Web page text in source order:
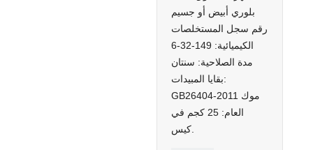
بلوري أبيض أو جسيم
رقم سجل المستخلصات
الكيميائية: 149-32-6
مدة الصلاحية: سنتان
بقايا المبيدات:
GB26404-2011 موك
العام: 25 كجم في